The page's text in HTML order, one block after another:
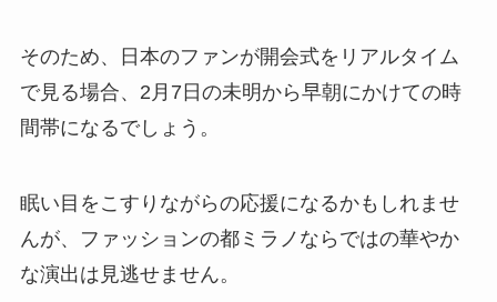
そのため、日本のファンが開会式をリアルタイム
で見る場合、2月7日の未明から早朝にかけての時
間帯になるでしょう。
眠い目をこすりながらの応援になるかもしれませ
んが、ファッションの都ミラノならではの華やか
な演出は見逃せません。